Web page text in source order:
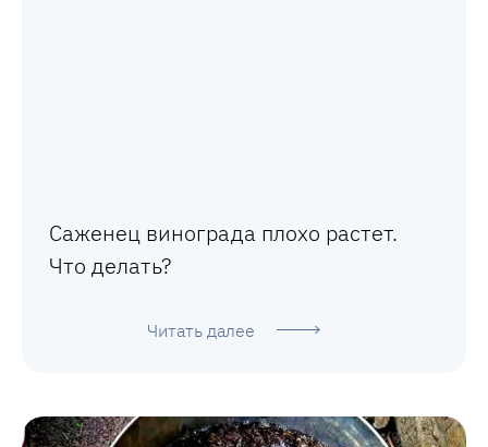
Саженец винограда плохо растет.
Что делать?
Читать далее